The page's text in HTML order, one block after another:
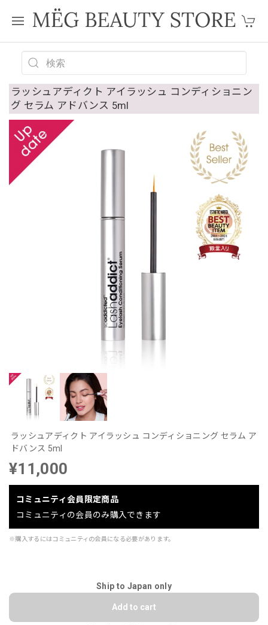
ラッシュアディクト アイラッシュ コンディショニン
グ セラム アドバンス 5ml
ラッシュアディクト アイラッシュ コンディショニング セラム ア
ドバンス 5ml
¥11,000
コミュニティ会員限定商品
コミュニティの会員のみ購入できます
※購入するにはコミュニティの会員になる必要があります。
Ship to Japan only
Add to cart